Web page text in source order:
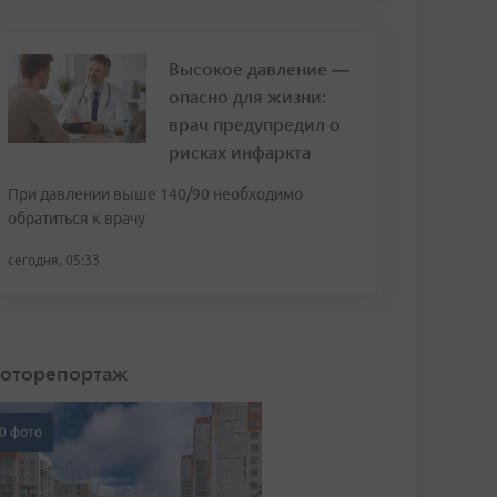
Высокое давление —
опасно для жизни:
врач предупредил о
рисках инфаркта
При давлении выше 140/90 необходимо
обратиться к врачу
сегодня, 05:33
фото